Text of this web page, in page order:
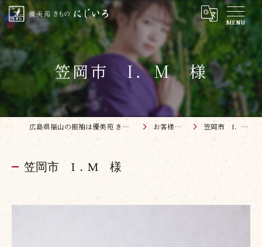
笠岡市 I．M 様
広島県福山の振袖は優美苑 きものにじいろ お客様フォト 笠岡市 I．M 様
笠岡市 I．M 様